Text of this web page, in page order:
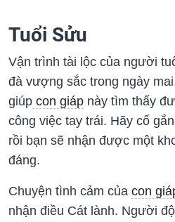
Tuổi Sửu
Vận trình tài lộc của người
đà vượng sắc trong ngày
giúp con giáp này tìm thấy
công việc tay trái. Hãy cố
rồi bạn sẽ nhận được một
đáng.
Chuyện tình cảm của con
nhận điều Cát lành. Người